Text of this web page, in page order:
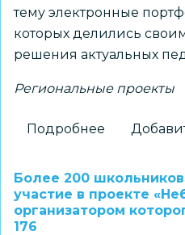
тему электронные
которых делились
решения актуальных
Региональные проекты
Подробнее
школ
Более 200
участие в проекте
организатором
176